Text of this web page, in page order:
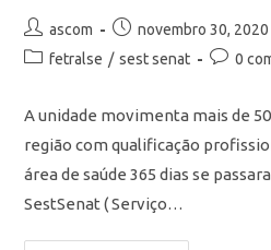
ascom
novembro 30, 2020
fetralse / sest senat 0
A unidade movimenta mais de
região com qualificação
área de saúde 365 dias se
SestSenat ( Serviço…